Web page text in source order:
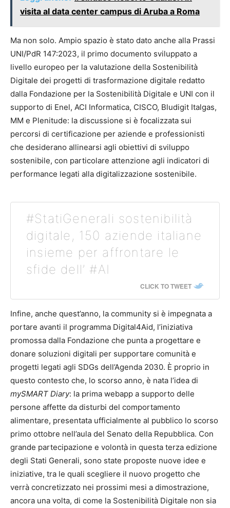
visita al data center campus di Aruba a Roma
Ma non solo. Ampio spazio è stato dato anche alla Prassi
UNI/PdR 147:2023, il primo documento sviluppato a
livello europeo per la valutazione della Sostenibilità
Digitale dei progetti di trasformazione digitale redatto
dalla Fondazione per la Sostenibilità Digitale e UNI con il
supporto di Enel, ACI Informatica, CISCO, Bludigit Italgas,
MM e Plenitude: la discussione si è focalizzata sui
percorsi di certificazione per aziende e professionisti
che desiderano allinearsi agli obiettivi di sviluppo
sostenibile, con particolare attenzione agli indicatori di
performance legati alla digitalizzazione sostenibile.
#StatiGenerali sostenibilità
digitale, 150 aziende italiane
insieme per affrontare le
sfide dell’ #AI
CLICK TO TWEET
Infine, anche quest’anno, la community si è impegnata a
portare avanti il programma Digital4Aid, l’iniziativa
promossa dalla Fondazione che punta a progettare e
donare soluzioni digitali per supportare comunità e
progetti legati agli SDGs dell’Agenda 2030. È proprio in
questo contesto che, lo scorso anno, è nata l’idea di
mySMART Diary: la prima webapp a supporto delle
persone affette da disturbi del comportamento
alimentare, presentata ufficialmente al pubblico lo scorso
primo ottobre nell’aula del Senato della Repubblica. Con
grande partecipazione e volontà in questa terza edizione
degli Stati Generali, sono state proposte nuove idee e
iniziative, tra le quali scegliere il nuovo progetto che
verrà concretizzato nei prossimi mesi a dimostrazione,
ancora una volta, di come la Sostenibilità Digitale non sia